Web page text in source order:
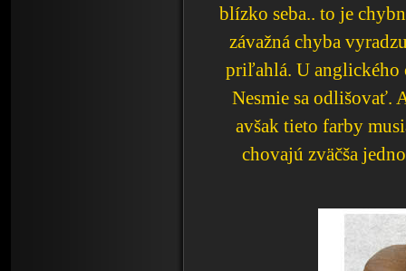
blízko seba.. to je
závažná chyba
priľahlá. U anglického
Nesmie sa odlišovať.
avšak tieto farby
chovajú zväčša